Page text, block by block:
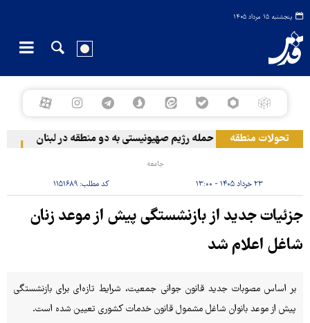
پنجشنبه ۱۵ مرداد ۱۴۰۵
تحولات منطقه حمله رژیم صهیونیستی به دو منطقه در لبنان
جامعه
۲۳ خرداد ۱۴۰۵ - ۱۳:۰۰ کد مطلب:۱۱۵۱۶۸۹
جزئیات جدید از بازنشستگی پیش از موعد زنان
شاغل اعلام شد
بر اساس مصوبات جدید قانون جوانی جمعیت، شرایط تازه‌ای برای بازنشستگی
پیش از موعد بانوان شاغل مشمول قانون خدمات کشوری تعیین شده است.